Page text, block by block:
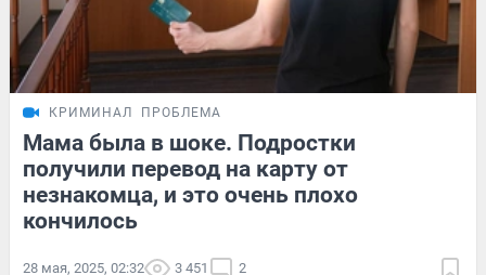
КРИМИНАЛ ПРОБЛЕМА
Мама была в шоке. Подростки
получили перевод на карту от
незнакомца, и это очень плохо
кончилось
28 мая, 2025, 02:32 3 451 2